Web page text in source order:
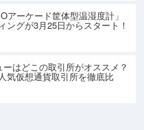
アーケード筐体型温湿度計」
ングが3月25日からスタート！
はどこの取引所がオススメ？
気仮想通貨取引所を徹底比